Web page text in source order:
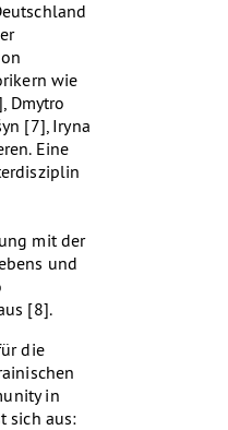
wie
Dmytro
[7], Iryna
Eine
mit der
und
[8].
die
in
sich aus: